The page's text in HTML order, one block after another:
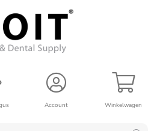
Winkelwagen
Account